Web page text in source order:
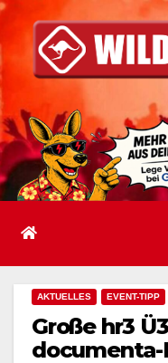
Inhalt
springen
AKTUELLES EVENT-TIPP
Große hr3
documenta-